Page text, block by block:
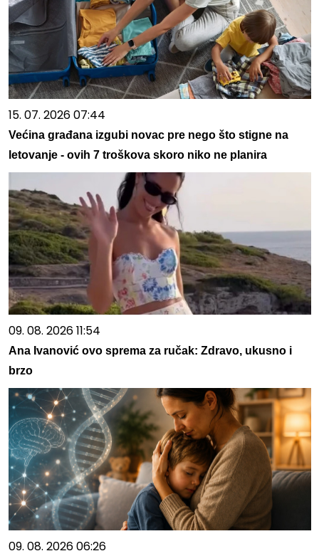
15. 07. 2026 07:44
Većina građana izgubi novac pre nego što stigne na
letovanje - ovih 7 troškova skoro niko ne planira
09. 08. 2026 11:54
Ana Ivanović ovo sprema za ručak: Zdravo, ukusno i
brzo
09. 08. 2026 06:26